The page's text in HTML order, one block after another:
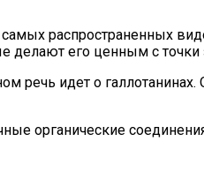
распространенных
делают его ценным с
речь идет о
органические